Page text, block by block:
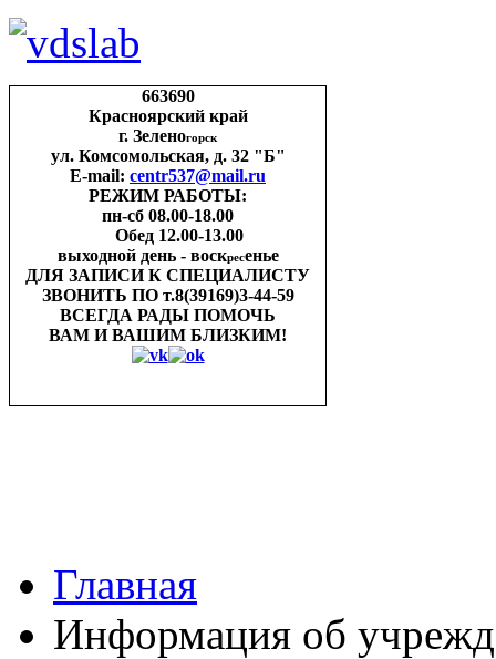
663690
Красноярский край
г. Зеленогорск
ул. Комсомольская, д. 32 "Б"
E-mail: centr537@mail.ru
РЕЖИМ РАБОТЫ:
пн-cб 08.00-18.00
Обед 12.00-13.00
выходной день - воскресенье
ДЛЯ ЗАПИСИК СПЕЦИАЛИСТУ
ЗВОНИТЬ ПО т.8(39169)3-44-59
ВСЕГДА РАДЫ ПОМОЧЬ
ВАМ И ВАШИМ БЛИЗКИМ!
Главная
Информация об